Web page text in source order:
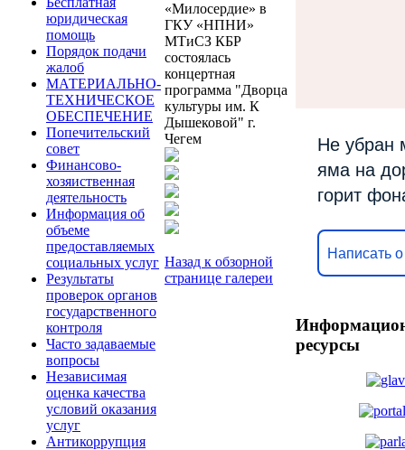
юридическая
помощь
Порядок подачи
жалоб
МАТЕРИАЛЬНО-
ТЕХНИЧЕСКОЕ
ОБЕСПЕЧЕНИЕ
Попечительский
совет
Финансово-
хозяиственная
деятельность
Информация об
объеме
предоставляемых
социальных услуг
Результаты
проверок органов
государственного
контроля
Часто задаваемые
вопросы
Независимая
оценка качества
условий оказания
услуг
Антикоррупция
«Милосердие» в
ГКУ «НПНИ»
МТиСЗ КБР
состоялась
концертная
программа "Дворца
культуры им. К
Дышековой" г.
Чегем
Назад к обзорной
странице галереи
Не убран
яма на
горит
Написать
ресурсы